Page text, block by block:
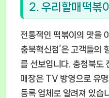
2. 우리할매떡볶
전통적인 떡볶이의 맛을
충북혁신점’은 고객들의
를 선보입니다. 충청북도
매장은 TV 방영으로 유
등록 업체로 알려져 있습